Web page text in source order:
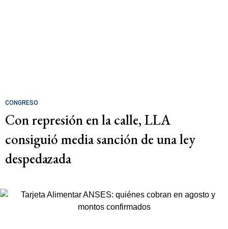
CONGRESO
Con represión en la calle, LLA
consiguió media sanción de una ley
despedazada